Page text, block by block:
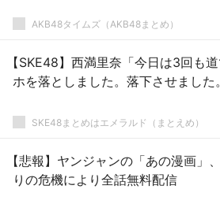
AKB48タイムズ（AKB48まとめ）
【SKE48】西満里奈「今日は3回も
ホを落としました。落下させました
SKE48まとめはエメラルド（まとえめ）
【悲報】ヤンジャンの「あの漫画」
りの危機により全話無料配信